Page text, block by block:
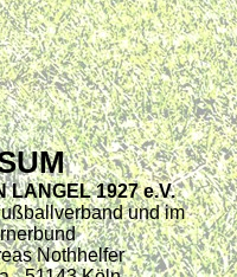
LANGEL 1927 e.V.
und im
Nothhelfer